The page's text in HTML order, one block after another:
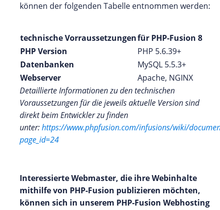
können der folgenden Tabelle entnommen werden:
technische Vorraussetzungenfür PHP-Fusion 8
PHP Version
PHP 5.6.39+
Datenbanken
MySQL 5.5.3+
Webserver
Apache, NGINX
Detaillierte Informationen zu den technischen
Voraussetzungen für die jeweils aktuelle Version sind
direkt beim Entwickler zu finden
unter:https://www.phpfusion.com/infusions/wiki/
page_id=24
Interessierte Webmaster, die ihre Webinhalte
mithilfe von PHP-Fusion publizieren möchten,
können sich in unserem PHP-Fusion Webhosting